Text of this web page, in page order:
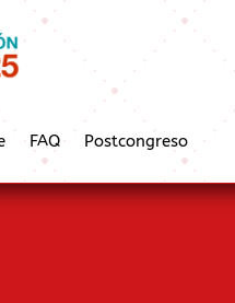
FAQ Postcongreso